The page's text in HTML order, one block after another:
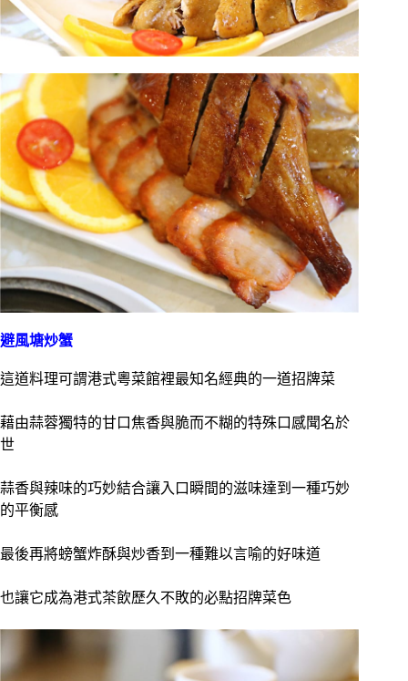
避風塘炒蟹
這道料理可謂港式粵菜館裡最知名經典的一道招牌菜
藉由蒜蓉獨特的甘口焦香與脆而不糊的特殊口感聞名於
世
蒜香與辣味的巧妙結合讓入口瞬間的滋味達到一種巧妙
的平衡感
最後再將螃蟹炸酥與炒香到一種難以言喻的好味道
也讓它成為港式茶飲歷久不敗的必點招牌菜色